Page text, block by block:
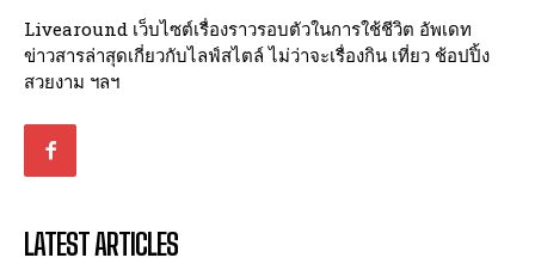
Livearound เว็บไซต์เรื่องราวรอบตัวในการใช้ชีวิต อัพเดท
ข่าวสารล่าสุดเกี่ยวกับไลฟ์สไตล์ ไม่ว่าจะเรื่องกิน เที่ยว ช้อปปิ้ง
สวยงาม ฯลฯ
LATEST ARTICLES